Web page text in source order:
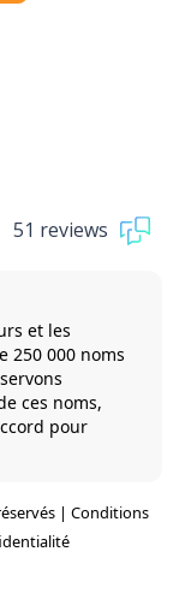
51 reviews
et les
250 000 noms
ces noms,
pour
| Conditions